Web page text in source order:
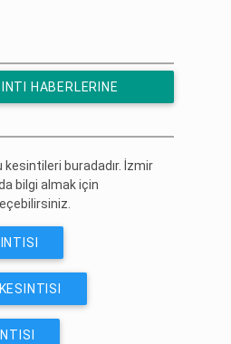
HABERLERINE
buradadır. İzmir
bilgi almak için